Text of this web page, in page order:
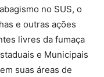
no SUS, o
e outras ações
livres da fumaça
e Municipais
suas áreas de